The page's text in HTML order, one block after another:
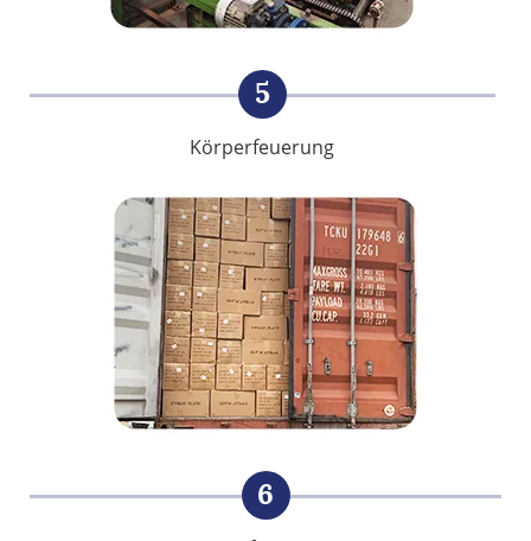
5
Körperfeuerung
6